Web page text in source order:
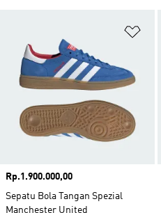
Harga
Rp.1.900.000,00
Sepatu Bola Tangan Spezial
Manchester United